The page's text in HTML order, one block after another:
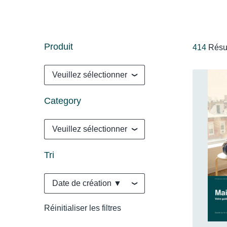
Produit
Veuillez sélectionner
Category
Veuillez sélectionner
Tri
Date de création ▼
Réinitialiser les filtres
414